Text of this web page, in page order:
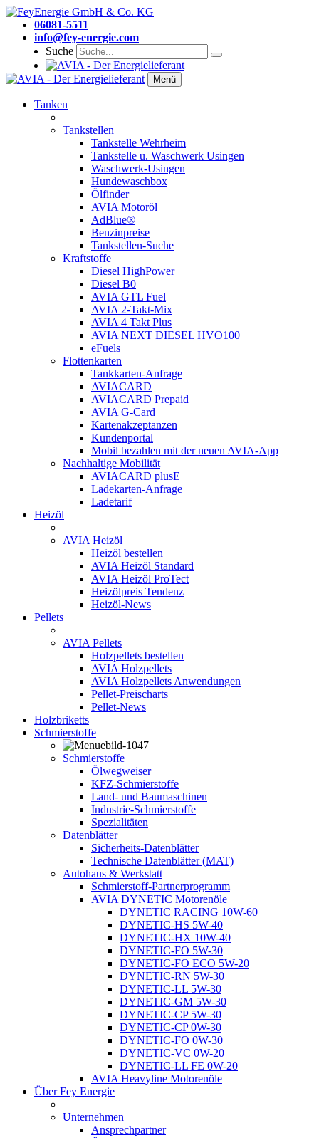
06081-5511
info@fey-energie.com
Suche
Menü
Tanken
Tankstellen
Tankstelle Wehrheim
Tankstelle u. Waschwerk Usingen
Waschwerk-Usingen
Hundewaschbox
Ölfinder
AVIA Motoröl
AdBlue®
Benzinpreise
Tankstellen-Suche
Kraftstoffe
Diesel HighPower
Diesel B0
AVIA GTL Fuel
AVIA 2-Takt-Mix
AVIA 4 Takt Plus
AVIA NEXT DIESEL HVO100
eFuels
Flottenkarten
Tankkarten-Anfrage
AVIACARD
AVIACARD Prepaid
AVIA G-Card
Kartenakzeptanzen
Kundenportal
Mobil bezahlen mit der neuen AVIA-App
Nachhaltige Mobilität
AVIACARD plusE
Ladekarten-Anfrage
Ladetarif
Heizöl
AVIA Heizöl
Heizöl bestellen
AVIA Heizöl Standard
AVIA Heizöl ProTect
Heizölpreis Tendenz
Heizöl-News
Pellets
AVIA Pellets
Holzpellets bestellen
AVIA Holzpellets
AVIA Holzpellets Anwendungen
Pellet-Preischarts
Pellet-News
Holzbriketts
Schmierstoffe
Schmierstoffe
Ölwegweiser
KFZ-Schmierstoffe
Land- und Baumaschinen
Industrie-Schmierstoffe
Spezialitäten
Datenblätter
Sicherheits-Datenblätter
Technische Datenblätter (MAT)
Autohaus & Werkstatt
Schmierstoff-Partnerprogramm
AVIA DYNETIC Motorenöle
DYNETIC RACING 10W-60
DYNETIC-HS 5W-40
DYNETIC-HX 10W-40
DYNETIC-FO 5W-30
DYNETIC-FO ECO 5W-20
DYNETIC-RN 5W-30
DYNETIC-LL 5W-30
DYNETIC-GM 5W-30
DYNETIC-CP 5W-30
DYNETIC-CP 0W-30
DYNETIC-FO 0W-30
DYNETIC-VC 0W-20
DYNETIC-LL FE 0W-20
AVIA Heavyline Motorenöle
Über Fey Energie
Unternehmen
Ansprechpartner